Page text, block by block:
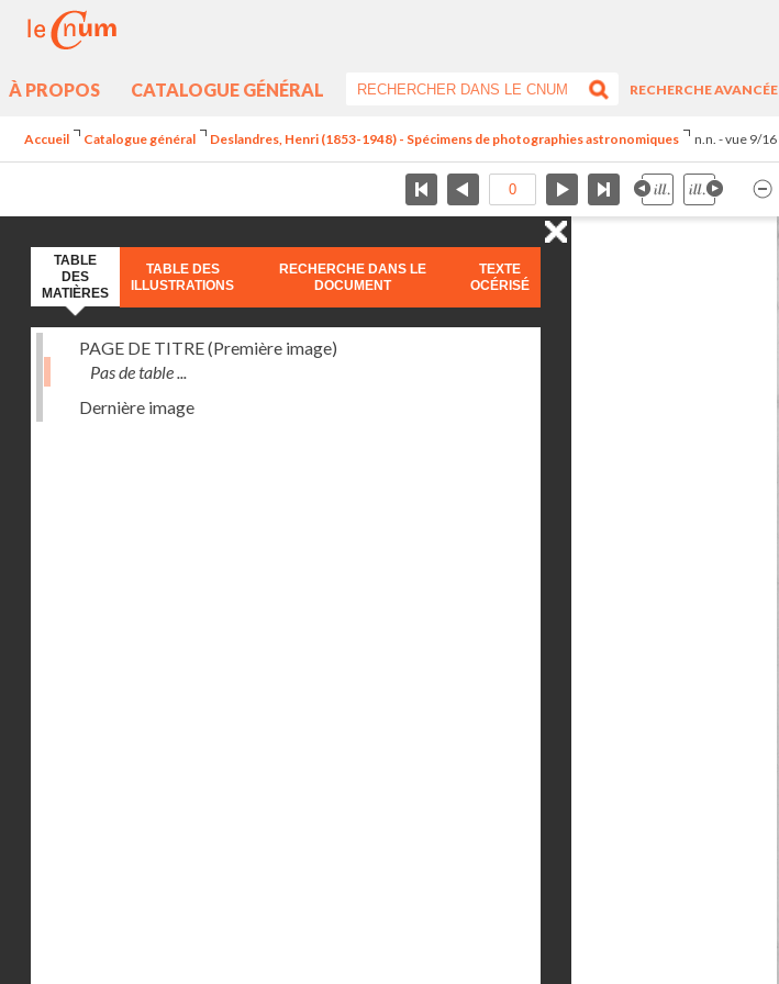
À PROPOS CATALOGUE GÉNÉRAL
RECHERCHE AVANCÉE
Accueil Catalogue général Deslandres, Henri (1853-1948) - Spécimens de photographies astronomiques n.n. - vue 9/16
TABLE
DES
MATIÈRES
TABLE DES
ILLUSTRATIONS
RECHERCHE DANS LE
DOCUMENT
TEXTE
OCÉRISÉ
PAGE DE TITRE (Première image)
Pas de table ...
Dernière image